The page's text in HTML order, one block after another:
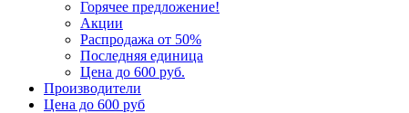
Горячее предложение!
Акции
Распродажа от 50%
Последняя единица
Цена до 600 руб.
Производители
Цена до 600 руб